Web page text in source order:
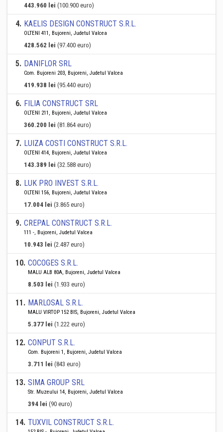
443.960 lei (100.900 euro)
4. KAELIS DESIGN CONSTRUCT S.R.L.
OLTENI 411, Bujoreni, Judetul Valcea
428.562 lei (97.400 euro)
5. DANIFLOR SRL
Com. Bujoreni 203, Bujoreni, Judetul Valcea
419.938 lei (95.440 euro)
6. FILIA CONSTRUCT SRL
OLTENI 211, Bujoreni, Judetul Valcea
360.200 lei (81.864 euro)
7. LUIZA COSTI CONSTRUCT S.R.L.
OLTENI 414, Bujoreni, Judetul Valcea
143.389 lei (32.588 euro)
8. LUK PRO INVEST S.R.L.
OLTENI 156, Bujoreni, Judetul Valcea
17.004 lei (3.865 euro)
9. CREPAL CONSTRUCT S.R.L.
111 -, Bujoreni, Judetul Valcea
10.943 lei (2.487 euro)
10. COCOGES S.R.L.
MALU ALB 80A, Bujoreni, Judetul Valcea
8.503 lei (1.933 euro)
11. MARLOSAL S.R.L.
MALU VIRTOP 152 BIS, Bujoreni, Judetul Valcea
5.377 lei (1.222 euro)
12. CONPUT S.R.L.
Com. Bujoreni 1, Bujoreni, Judetul Valcea
3.711 lei (843 euro)
13. SIMA GROUP SRL
Str. Muzeului 14, Bujoreni, Judetul Valcea
394 lei (90 euro)
14. TUXVIL CONSTRUCT S.R.L.